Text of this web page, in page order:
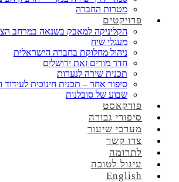
מטרות החברה
פרויקטים
הקליניקה למאבק בשנאה במרחב
מעגלי שיח
ניהול מחלוקת בחברה הישראלית
חדר מורים זאת ירושלים
תכנית שירה לנערות
סיפור אחר – תכנית חינוכית לעידוד
שבוע של סובלנות
פודקאסט
סיפורי גבורה
מערכי שיעור
צרו קשר
לתרומה
עיגול לטובה
English